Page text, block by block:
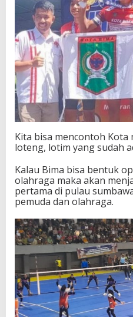
Kita bisa mencontoh
loteng, lotim yang sudah
Kalau Bima bisa bentuk
olahraga maka akan
pertama di pulau
pemuda dan olahraga.